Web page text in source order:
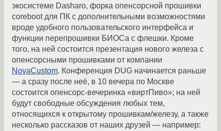
экосистеме Dasharo, форка опенсорсной прошивки
coreboot для ПК c дополнительными возможностями
вроде удобного пользовательского интерфейса и
функции перепрошивки БИОСа с флешки. Кроме
того, на ней состоится презентация нового железа с
опенсорсными прошивками от компании
NovaCustom. Конференция DUG начинается раньше
— а сразу после неё, в 10 вечера по Москве
состоится опенсорс-вечеринка «виртПиво»; на ней
будут свободные обсуждения любых тем,
относящихся к открытому прошивкам/железу, а также
несколько рассказов от наших друзей — например: